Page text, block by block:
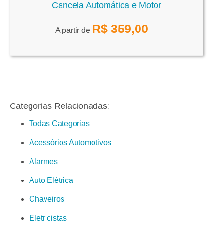
Cancela Automática e Motor
A partir de R$ 359,00
Categorias Relacionadas:
Todas Categorias
Acessórios Automotivos
Alarmes
Auto Elétrica
Chaveiros
Eletricistas